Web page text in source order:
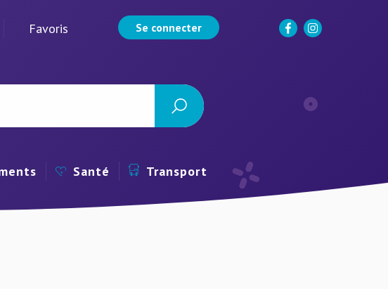
Se connecter
Favoris
Santé Transport